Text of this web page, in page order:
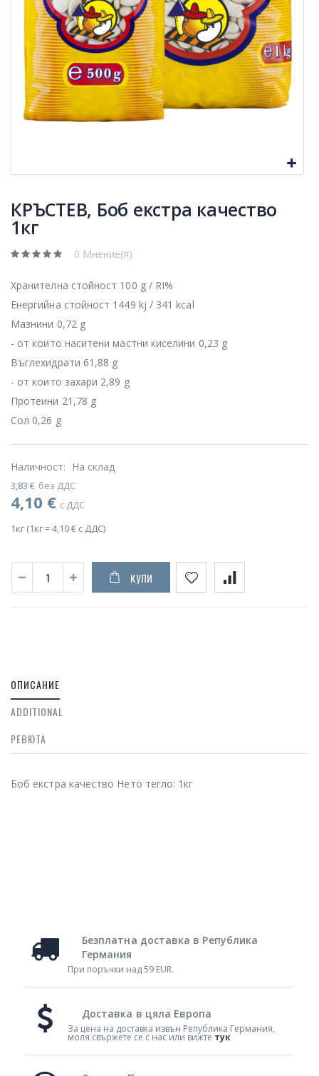
КРЪСТЕВ, Боб екстра качество
1кг
0 Мнение(я)
Хранителна стойност 100 g / RI%
Енергийна стойност 1449 kj / 341 kcal
Мазнини 0,72 g
- от които наситени мастни киселини 0,23 g
Въглехидрати 61,88 g
- от които захари 2,89 g
Протеини 21,78 g
Сол 0,26 g
Наличност: На склад
без ДДС
3,83 €
с ДДС
4,10 €
1кг (1кг = 4,10 € с ДДС)
КУПИ
ОПИСАНИЕ
ADDITIONAL
РЕВЮТА
Боб екстра качество Нето тегло: 1кг
Безплатна доставка в Република
Германия
При поръчки над 59 EUR.
Доставка в цяла Европа
За цена на доставка извън Република Германия,
моля свържете се с нас или вижте тук